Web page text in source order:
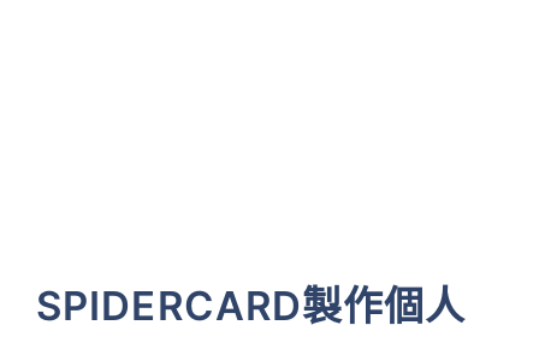
SPIDERCARD製作個人